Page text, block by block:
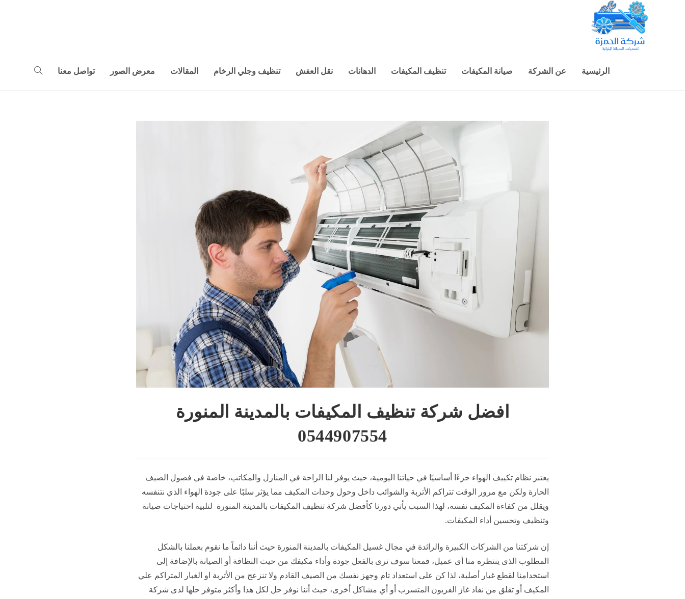
الرئيسية عن الشركة صيانة المكيفات تنظيف المكيفات الدهانات نقل العفش تنظيف وجلي الرخام المقالات معرض الصور تواصل معنا
افضل شركة تنظيف المكيفات بالمدينة المنورة
0544907554
يعتبر نظام تكييف الهواء جزءًا أساسيًا في حياتنا اليومية، حيث يوفر لنا الراحة في المنازل والمكاتب، خاصة في فصول الصيف
الحارة ولكن مع مرور الوقت تتراكم الأتربة والشوائب داخل وحول وحدات المكيف مما يؤثر سلبًا على جودة الهواء الذي نتنفسه
ويقلل من كفاءة المكيف نفسه، لهذا السبب يأتي دورنا كأفضل شركة تنظيف المكيفات بالمدينة المنورة لتلبية احتياجات صيانة
وتنظيف وتحسين أداء المكيفات.
إن شركتنا من الشركات الكبيرة والرائدة في مجال غسيل المكيفات بالمدينة المنورة حيث أننا دائماً ما نقوم بعملنا بالشكل
المطلوب الذى ينتظره منا أى عميل، فمعنا سوف ترى بالفعل جودة وأداء مكيفك من حيث النظافة أو الصيانة بالإضافة إلى
استخدامنا لقطع غيار أصلية، لذا كن على استعداد تام وجهز نفسك من الصيف القادم ولا تنزعج من الأتربة او الغبار المتراكم علي
المكيف أو تقلق من نفاذ غاز الفريون المتسرب أو أي مشاكل أخرى، حيث أننا نوفر حل لكل هذا وأكثر متوفر حلها لدى شركة